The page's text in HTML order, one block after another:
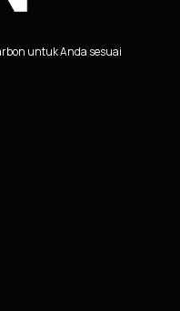
untuk Anda sesuai